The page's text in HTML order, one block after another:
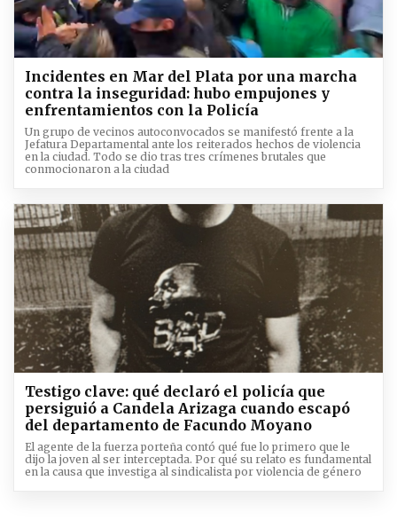
Incidentes en Mar del Plata por una marcha
contra la inseguridad: hubo empujones y
enfrentamientos con la Policía
Un grupo de vecinos autoconvocados se manifestó frente a la
Jefatura Departamental ante los reiterados hechos de violencia
en la ciudad. Todo se dio tras tres crímenes brutales que
conmocionaron a la ciudad
Testigo clave: qué declaró el policía que
persiguió a Candela Arizaga cuando escapó
del departamento de Facundo Moyano
El agente de la fuerza porteña contó qué fue lo primero que le
dijo la joven al ser interceptada. Por qué su relato es fundamental
en la causa que investiga al sindicalista por violencia de género